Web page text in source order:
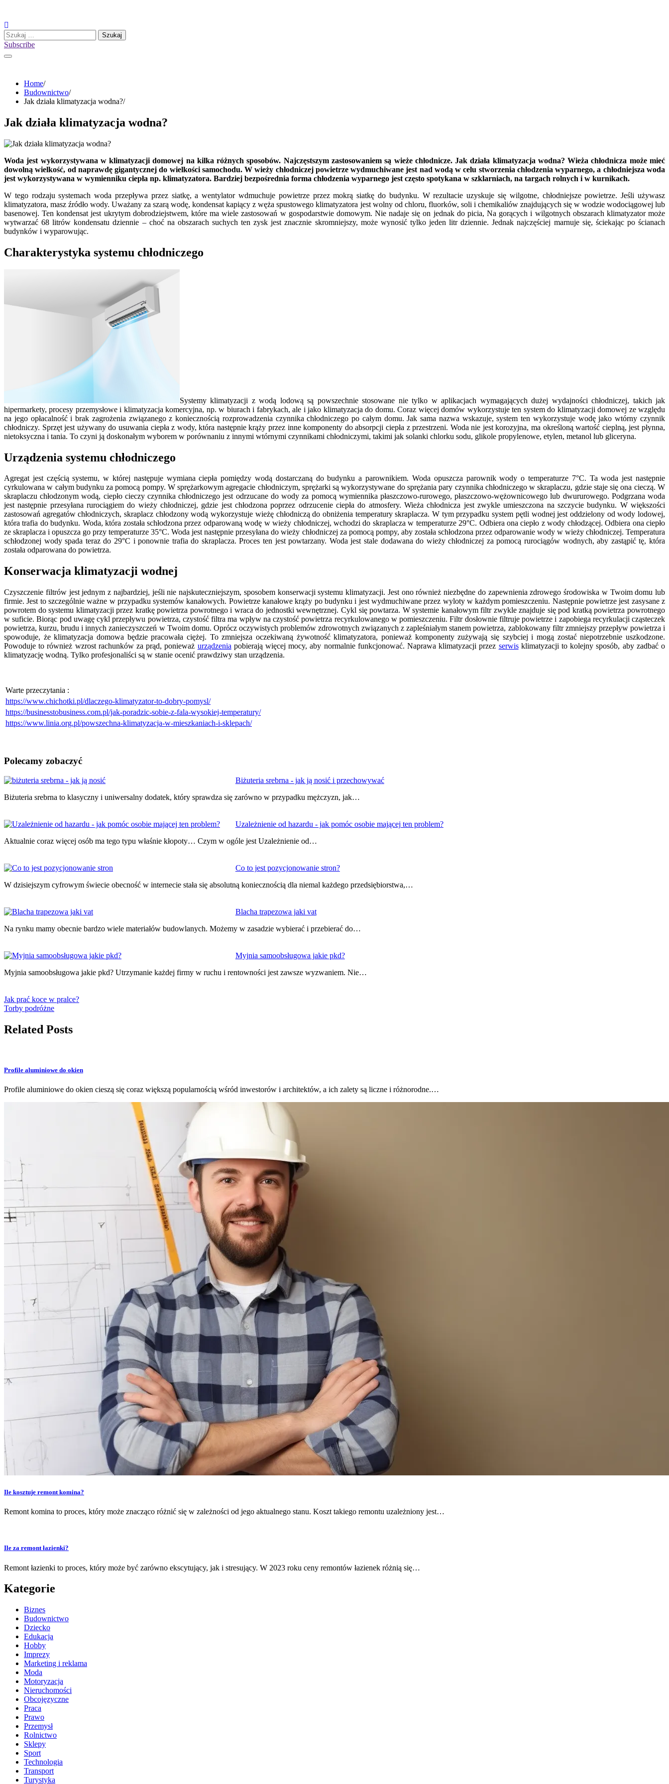
content
Szukaj:
Subscribe
Home
Budownictwo
Jak działa klimatyzacja wodna?
Jak działa klimatyzacja wodna?
Woda jest wykorzystywana w klimatyzacji domowej na kilka różnych sposobów. Najczęstszym zastosowaniem są wieże chłodnicze. Jak działa klimatyzacja wodna? Wieża chłodnicza może mieć
dowolną wielkość, od naprawdę gigantycznej do wielkości samochodu. W wieży chłodniczej powietrze wydmuchiwane jest nad wodą w celu stworzenia chłodzenia wyparnego, a chłodniejsza woda
jest wykorzystywana w wymienniku ciepła np. klimatyzatora. Bardziej bezpośrednia forma chłodzenia wyparnego jest często spotykana w szklarniach, na targach rolnych i w kurnikach.
W tego rodzaju systemach woda przepływa przez siatkę, a wentylator wdmuchuje powietrze przez mokrą siatkę do budynku. W rezultacie uzyskuje się wilgotne, chłodniejsze powietrze. Jeśli używasz
klimatyzatora, masz źródło wody. Uważany za szarą wodę, kondensat kapiący z węża spustowego klimatyzatora jest wolny od chloru, fluorków, soli i chemikaliów znajdujących się w wodzie wodociągowej lub
basenowej. Ten kondensat jest ukrytym dobrodziejstwem, które ma wiele zastosowań w gospodarstwie domowym. Nie nadaje się on jednak do picia, Na gorących i wilgotnych obszarach klimatyzator może
wytwarzać 68 litrów kondensatu dziennie – choć na obszarach suchych ten zysk jest znacznie skromniejszy, może wynosić tylko jeden litr dziennie. Jednak najczęściej marnuje się, ściekając po ścianach
budynków i wyparowując.
Charakterystyka systemu chłodniczego
Systemy klimatyzacji z wodą lodową są powszechnie stosowane nie tylko w aplikacjach wymagających dużej wydajności chłodniczej, takich jak
hipermarkety, procesy przemysłowe i klimatyzacja komercyjna, np. w biurach i fabrykach, ale i jako klimatyzacja do domu. Coraz więcej domów wykorzystuje ten system do klimatyzacji domowej ze względu
na jego opłacalność i brak zagrożenia związanego z koniecznością rozprowadzenia czynnika chłodniczego po całym domu. Jak sama nazwa wskazuje, system ten wykorzystuje wodę jako wtórny czynnik
chłodniczy. Sprzęt jest używany do usuwania ciepła z wody, która następnie krąży przez inne komponenty do absorpcji ciepła z przestrzeni. Woda nie jest korozyjna, ma określoną wartość cieplną, jest płynna,
nietoksyczna i tania. To czyni ją doskonałym wyborem w porównaniu z innymi wtórnymi czynnikami chłodniczymi, takimi jak solanki chlorku sodu, glikole propylenowe, etylen, metanol lub gliceryna.
Urządzenia systemu chłodniczego
Agregat jest częścią systemu, w której następuje wymiana ciepła pomiędzy wodą dostarczaną do budynku a parownikiem. Woda opuszcza parownik wody o temperaturze 7°C. Ta woda jest następnie
cyrkulowana w całym budynku za pomocą pompy. W sprężarkowym agregacie chłodniczym, sprężarki są wykorzystywane do sprężania pary czynnika chłodniczego w skraplaczu, gdzie staje się ona cieczą. W
skraplaczu chłodzonym wodą, ciepło cieczy czynnika chłodniczego jest odrzucane do wody za pomocą wymiennika płaszczowo-rurowego, płaszczowo-wężownicowego lub dwururowego. Podgrzana woda
jest następnie przesyłana rurociągiem do wieży chłodniczej, gdzie jest chłodzona poprzez odrzucenie ciepła do atmosfery. Wieża chłodnicza jest zwykle umieszczona na szczycie budynku. W większości
zastosowań agregatów chłodniczych, skraplacz chłodzony wodą wykorzystuje wieżę chłodniczą do obniżenia temperatury skraplacza. W tym przypadku system pętli wodnej jest oddzielony od wody lodowej,
która trafia do budynku. Woda, która została schłodzona przez odparowaną wodę w wieży chłodniczej, wchodzi do skraplacza w temperaturze 29°C. Odbiera ona ciepło z wody chłodzącej. Odbiera ona ciepło
ze skraplacza i opuszcza go przy temperaturze 35°C. Woda jest następnie przesyłana do wieży chłodniczej za pomocą pompy, aby została schłodzona przez odparowanie wody w wieży chłodniczej. Temperatura
schłodzonej wody spada teraz do 29°C i ponownie trafia do skraplacza. Proces ten jest powtarzany. Woda jest stale dodawana do wieży chłodniczej za pomocą rurociągów wodnych, aby zastąpić tę, która
została odparowana do powietrza.
Konserwacja klimatyzacji wodnej
Czyszczenie filtrów jest jednym z najbardziej, jeśli nie najskuteczniejszym, sposobem konserwacji systemu klimatyzacji. Jest ono również niezbędne do zapewnienia zdrowego środowiska w Twoim domu lub
firmie. Jest to szczególnie ważne w przypadku systemów kanałowych. Powietrze kanałowe krąży po budynku i jest wydmuchiwane przez wyloty w każdym pomieszczeniu. Następnie powietrze jest zasysane z
powrotem do systemu klimatyzacji przez kratkę powietrza powrotnego i wraca do jednostki wewnętrznej. Cykl się powtarza. W systemie kanałowym filtr zwykle znajduje się pod kratką powietrza powrotnego
w suficie. Biorąc pod uwagę cykl przepływu powietrza, czystość filtra ma wpływ na czystość powietrza recyrkulowanego w pomieszczeniu. Filtr dosłownie filtruje powietrze i zapobiega recyrkulacji cząsteczek
powietrza, kurzu, brudu i innych zanieczyszczeń w Twoim domu. Oprócz oczywistych problemów zdrowotnych związanych z zapleśniałym stanem powietrza, zablokowany filtr zmniejszy przepływ powietrza i
spowoduje, że klimatyzacja domowa będzie pracowała ciężej. To zmniejsza oczekiwaną żywotność klimatyzatora, ponieważ komponenty zużywają się szybciej i mogą zostać niepotrzebnie uszkodzone.
Powoduje to również wzrost rachunków za prąd, ponieważ urządzenia pobierają więcej mocy, aby normalnie funkcjonować. Naprawa klimatyzacji przez serwisklimatyzacji to kolejny sposób, aby zadbać o
klimatyzację wodną. Tylko profesjonaliści są w stanie ocenić prawdziwy stan urządzenia.
Warte przeczytania :
https://www.chichotki.pl/dlaczego-klimatyzator-to-dobry-pomysl/
https://businesstobusiness.com.pl/jak-poradzic-sobie-z-fala-wysokiej-temperatury/
https://www.linia.org.pl/powszechna-klimatyzacja-w-mieszkaniach-i-sklepach/
Polecamy zobaczyć
Biżuteria srebrna - jak ją nosić i przechowywać
Biżuteria srebrna to klasyczny i uniwersalny dodatek, który sprawdza się zarówno w przypadku mężczyzn, jak…
Uzależnienie od hazardu - jak pomóc osobie mającej ten problem?
Aktualnie coraz więcej osób ma tego typu właśnie kłopoty… Czym w ogóle jest Uzależnienie od…
Co to jest pozycjonowanie stron?
W dzisiejszym cyfrowym świecie obecność w internecie stała się absolutną koniecznością dla niemal każdego przedsiębiorstwa,…
Blacha trapezowa jaki vat
Na rynku mamy obecnie bardzo wiele materiałów budowlanych. Możemy w zasadzie wybierać i przebierać do…
Myjnia samoobsługowa jakie pkd?
Myjnia samoobsługowa jakie pkd? Utrzymanie każdej firmy w ruchu i rentowności jest zawsze wyzwaniem. Nie…
Nawigacja
wpisu
Jak prać koce w pralce?
Torby podróżne
Related Posts
Profile aluminiowe do okien
Profile aluminiowe do okien cieszą się coraz większą popularnością wśród inwestorów i architektów, a ich zalety są liczne i różnorodne.…
Ile kosztuje remont komina?
Remont komina to proces, który może znacząco różnić się w zależności od jego aktualnego stanu. Koszt takiego remontu uzależniony jest…
Ile za remont łazienki?
Remont łazienki to proces, który może być zarówno ekscytujący, jak i stresujący. W 2023 roku ceny remontów łazienek różnią się…
Kategorie
Biznes
Budownictwo
Dziecko
Edukacja
Hobby
Imprezy
Marketing i reklama
Moda
Motoryzacja
Nieruchomości
Obcojęzyczne
Praca
Prawo
Przemysł
Rolnictwo
Sklepy
Sport
Technologia
Transport
Turystyka